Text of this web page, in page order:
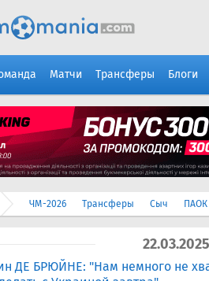
Матчи Трансферы Блоги
ЧМ-2026 Трансферы Сыч ПАОК
22.03.2025
ДЕ БРЮЙНЕ: "Нам немного не